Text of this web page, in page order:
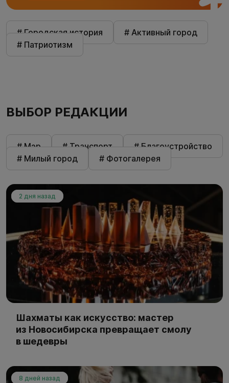
# Городская история
# Активный город
# Патриотизм
ВЫБОР РЕДАКЦИИ
# Мэр # Транспорт
# Благоустройство
# Милый город
# Фотогалерея
2 дня назад
Шахматы как искусство: мастер
из Новосибирска превращает смолу
в шедевры
8 дней назад